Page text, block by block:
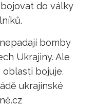
do války
bomby
Ukrajiny. Ale
bojuje.
ukrajinské